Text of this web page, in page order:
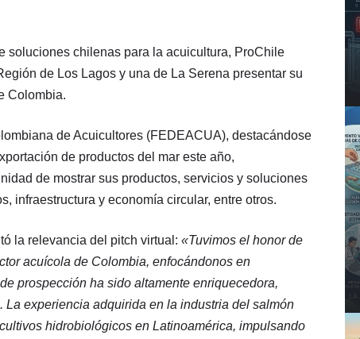
soluciones chilenas para la acuicultura, ProChile
de Los Lagos y una de La Serena presentar su
Colombia.
de Acuicultores (FEDEACUA), destacándose
de productos del mar este año,
de mostrar sus productos, servicios y soluciones
infraestructura y economía circular, entre otros.
la relevancia del pitch virtual: «Tuvimos el honor de
acuícola de Colombia, enfocándonos en
prospección ha sido altamente enriquecedora,
experiencia adquirida en la industria del salmón
hidrobiológicos en Latinoamérica, impulsando